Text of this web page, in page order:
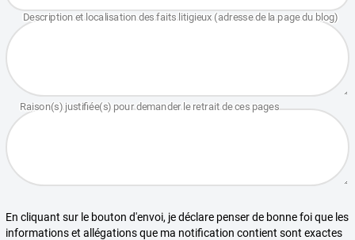
En cliquant sur le bouton d'envoi, je déclare penser de bonne foi que les
informations et allégations que ma notification contient sont exactes